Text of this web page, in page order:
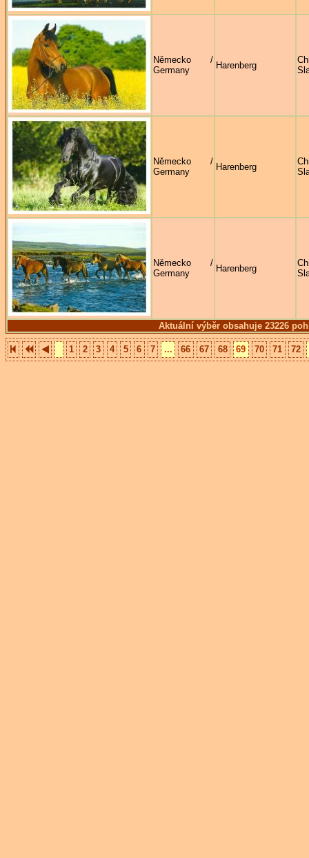
Aktuální výběr obsahuje 23226
Německo /
Germany
Harenberg
Německo /
Germany
Harenberg
Německo /
Germany
Harenberg
1 2 3 4 5 6 7 ... 66 67 68 69 70 71 72